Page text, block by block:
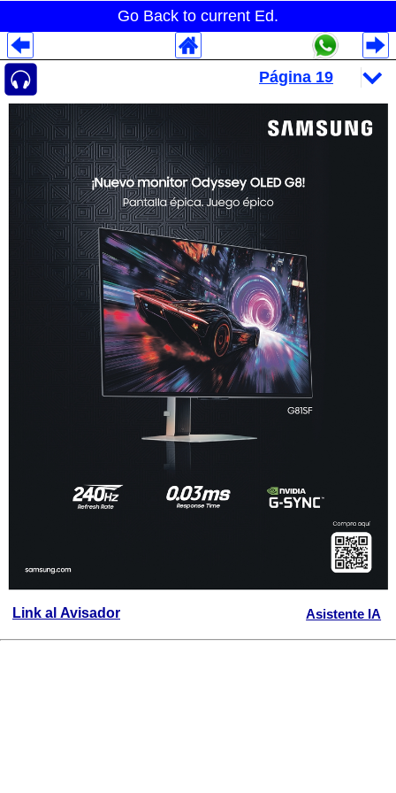
Go Back to current Ed.
Link al Avisador Asistente IA
Despliegues Analytics
Despliegues Totales
Despliegues por Rubros